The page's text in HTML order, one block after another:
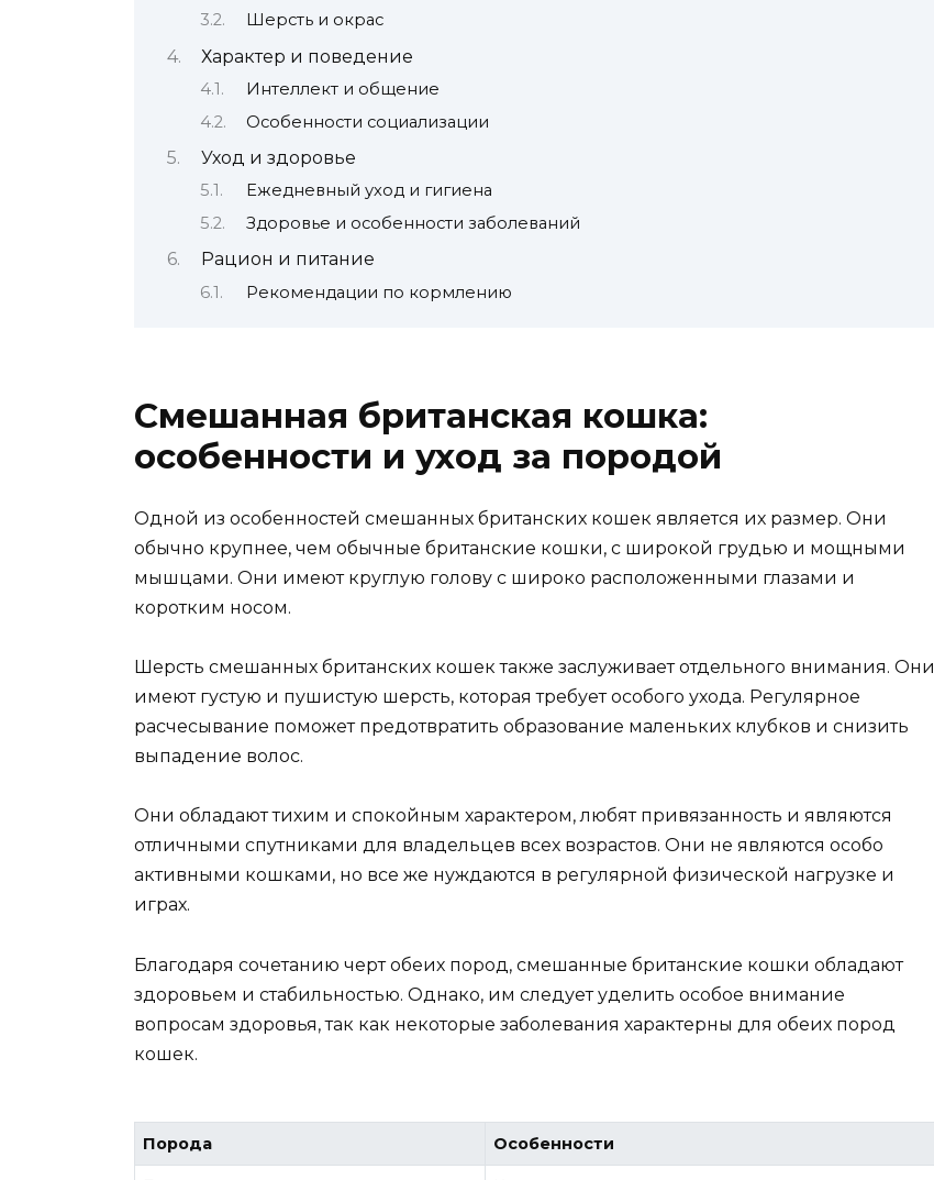
Шерсть и окрас
Характер и поведение
Интеллект и общение
Особенности социализации
Уход и здоровье
Ежедневный уход и гигиена
Здоровье и особенности заболеваний
Рацион и питание
Рекомендации по кормлению
Смешанная британская кошка:
особенности и уход за породой
Одной из особенностей смешанных британских кошек является их размер. Они
обычно крупнее, чем обычные британские кошки, с широкой грудью и мощными
мышцами. Они имеют круглую голову с широко расположенными глазами и
коротким носом.
Шерсть смешанных британских кошек также заслуживает отдельного внимания. Они
имеют густую и пушистую шерсть, которая требует особого ухода. Регулярное
расчесывание поможет предотвратить образование маленьких клубков и снизить
выпадение волос.
Они обладают тихим и спокойным характером, любят привязанность и являются
отличными спутниками для владельцев всех возрастов. Они не являются особо
активными кошками, но все же нуждаются в регулярной физической нагрузке и
играх.
Благодаря сочетанию черт обеих пород, смешанные британские кошки обладают
здоровьем и стабильностью. Однако, им следует уделить особое внимание
вопросам здоровья, так как некоторые заболевания характерны для обеих пород
кошек.
Порода Особенности